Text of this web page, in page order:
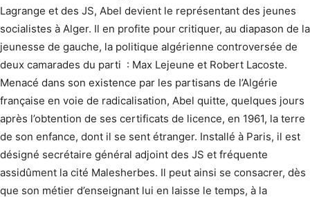
Lagrange et des JS, Abel devient le représentant des jeunes
socialistes à Alger. Il en profite pour critiquer, au diapason de la
jeunesse de gauche, la politique algérienne controversée de
deux camarades du parti : Max Lejeune et Robert Lacoste.
Menacé dans son existence par les partisans de l’Algérie
française en voie de radicalisation, Abel quitte, quel­ques jours
après l’obtention de ses certificats de licence, en 1961, la terre
de son enfance, dont il se sent étranger. Installé à Paris, il est
désigné secrétaire général adjoint des JS et fréquente
assidûment la cité Malesherbes. Il peut ainsi se consacrer, dès
que son métier d’enseignant lui en laisse le temps, à la